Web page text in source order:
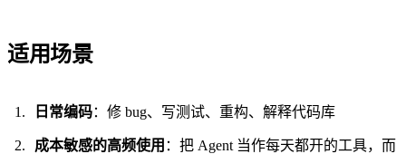
适用场景
日常编码：修 bug、写测试、重构、解释代码库
成本敏感的高频使用 ：把 Agent 当作每天都开的工具，而